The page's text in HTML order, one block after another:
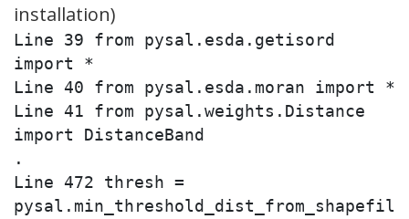
installation)
Line 39 from pysal.esda.getisord
import *
Line 40 from pysal.esda.moran import *
Line 41 from pysal.weights.Distance
import DistanceBand
.
Line 472 thresh =
pysal.min_threshold_dist_from_shapefil